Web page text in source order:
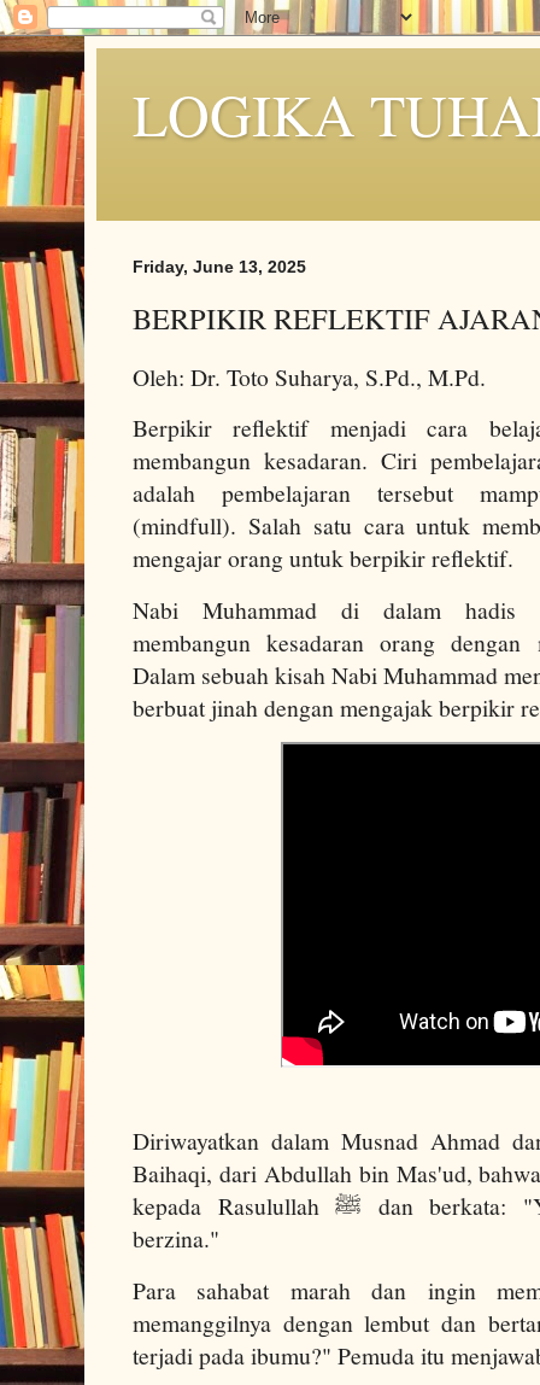
LOGIKA
Friday, June 13, 2025
BERPIKIR REFLEKTIF
Oleh: Dr. Toto Suharya, S.Pd., M.Pd.
Berpikir reflektif menjadi cara
membangun kesadaran. Ciri
adalah pembelajaran tersebut
(mindfull). Salah satu cara untuk
mengajar orang untuk berpikir reflektif.
Nabi Muhammad di dalam hadis
membangun kesadaran orang
Dalam sebuah kisah Nabi Muhammad
berbuat jinah dengan mengajak berpikir
Diriwayatkan dalam Musnad Ahmad
Baihaqi, dari Abdullah bin Mas'ud,
kepada Rasulullah ﷺ dan berkata: "Ya Rasulullah, izinkan aku
berzina."
Para sahabat marah dan ingin
memanggilnya dengan lembut dan
terjadi pada ibumu?" Pemuda itu